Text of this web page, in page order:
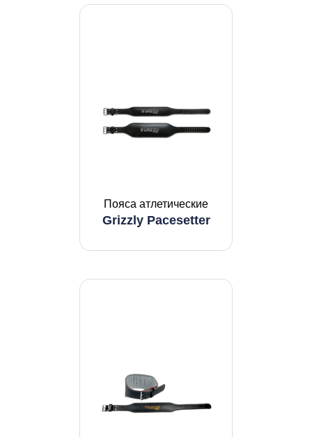
Пояса атлетические
Grizzly Pacesetter